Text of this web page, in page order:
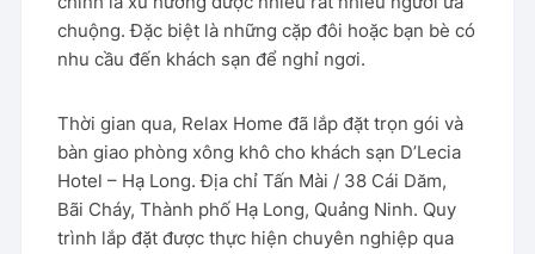
chuộng. Đặc biệt là những cặp đôi hoặc bạn bè có
nhu cầu đến khách sạn để nghỉ ngơi.
Thời gian qua, Relax Home đã lắp đặt trọn gói và
bàn giao phòng xông khô cho khách sạn D’Lecia
Hotel – Hạ Long. Địa chỉ Tấn Mài / 38 Cái Dăm,
Bãi Cháy, Thành phố Hạ Long, Quảng Ninh. Quy
trình lắp đặt được thực hiện chuyên nghiệp qua